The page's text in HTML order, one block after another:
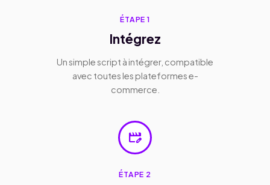
ÉTAPE 1
Intégrez
Un simple script à intégrer, compatible
avec toutes les plateformes e-
commerce.
movie_edit
ÉTAPE 2